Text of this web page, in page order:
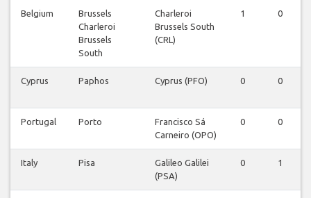
Belgium
Brussels
Charleroi
Brussels
South
Charleroi
Brussels South
(CRL)
1 0
Cyprus Paphos Cyprus (PFO) 0 0
Portugal Porto
Francisco Sá
Carneiro (OPO)
0 0
Italy Pisa
Galileo Galilei
(PSA)
0 1